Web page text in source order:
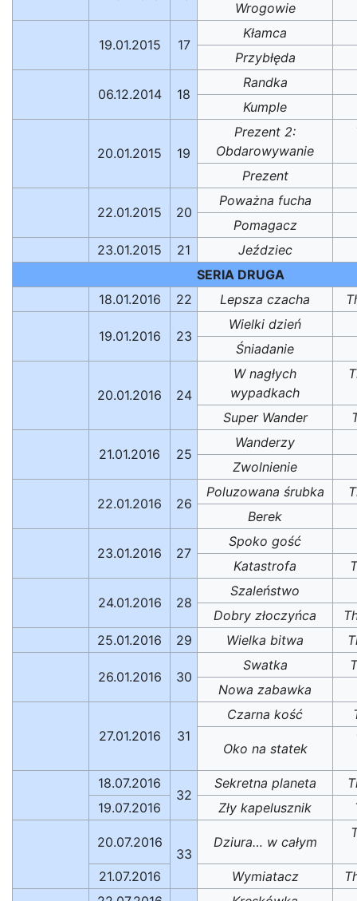
Wrogowie
19.01.2015 17
Kłamca
Przybłęda
06.12.2014 18
Randka
Kumple
20.01.2015 19
Prezent 2:
Obdarowywanie
Prezent
22.01.2015 20
Poważna fucha
Pomagacz
23.01.2015
21
Jeździec
SERIA DRUGA
18.01.2016
22 Lepsza czacha
19.01.2016 23
Wielki dzień
Śniadanie
20.01.2016 24
W nagłych
wypadkach
Super Wander
21.01.2016 25
Wanderzy
Zwolnienie
22.01.2016 26
Poluzowana śrubka
Berek
23.01.2016 27
Spoko gość
Katastrofa
24.01.2016 28
Szaleństwo
Dobry złoczyńca
25.01.2016
29 Wielka bitwa
26.01.2016 30
Swatka
Nowa zabawka
27.01.2016 31
Czarna kość
Oko na statek
18.07.2016
32
Sekretna planeta
19.07.2016
Zły kapelusznik
20.07.2016
33
Dziura… w całym
21.07.2016 Wymiatacz